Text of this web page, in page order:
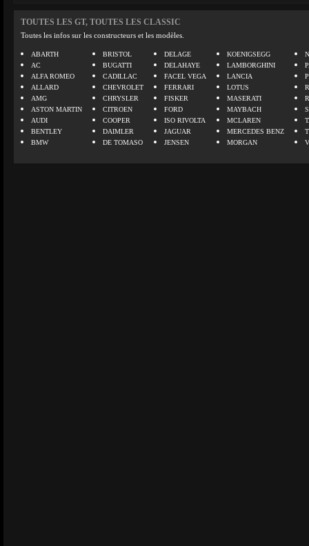
TOUTES LES GT, TOUTES LES CLASSIC
Toutes les infos sur les constructeurs et les modèles.
ABARTH
AC
ALFA ROMEO
ALLARD
AMG
ASTON MARTIN
AUDI
BENTLEY
BMW
BRISTOL
BUGATTI
CADILLAC
CHEVROLET
CHRYSLER
CITROEN
COOPER
DAIMLER
DE TOMASO
DELAGE
DELAHAYE
FACEL VEGA
FERRARI
FISKER
FORD
ISO RIVOLTA
JAGUAR
JENSEN
KOENIGSEGG
LAMBORGHINI
LANCIA
LOTUS
MASERATI
MAYBACH
MCLAREN
MERCEDES BENZ
MORGAN